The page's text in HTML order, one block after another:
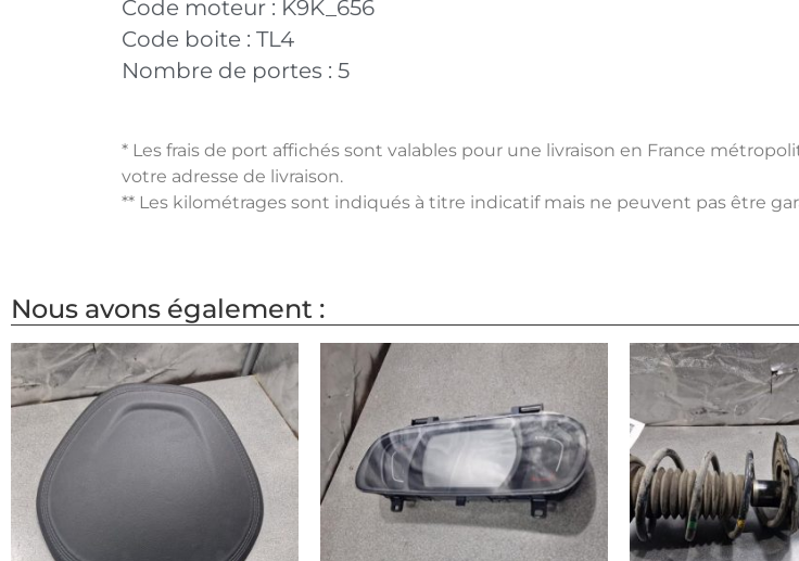
Code moteur : K9K_656
Code boite : TL4
Nombre de portes : 5
* Les frais de port affichés sont valables pour une livraison en France
votre adresse de livraison.
** Les kilométrages sont indiqués à titre indicatif mais ne peuvent pas être
Nous avons également :